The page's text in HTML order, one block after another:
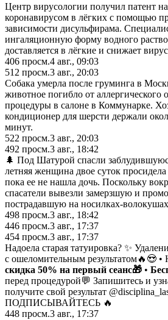
Центр вирусологии получил патент
коронавирусом в лёгких с помощью
зависимости дисульфирама.
ингаляционную форму водного
доставляется в лёгкие и снижает
406 просм.4 авг., 09:03
512 просм.3 авг., 20:03
Собака умерла после груминга в
животное погибло от аллергического
процедуры в салоне в Коммунарке.
кондиционер для шерсти держали
минут.
522 просм.3 авг., 20:03
492 просм.3 авг., 18:42
🌲 Под Шатурой спасли
летняя женщина двое суток
пока ее не нашла дочь. Поскольку
спасатели вывезли замерзшую и
пострадавшую на носилках-
498 просм.3 авг., 18:42
446 просм.3 авг., 17:37
454 просм.3 авг., 17:37
Надоела старая татуировка? ✨
с ошеломительным результатом🔥😍
скидка 50% на первый сеанс🎁 •
перед процедурой💬 Запишитесь и
получите свой результат
ПОДПИСЫВАЙТЕСЬ 🔥
448 просм.3 авг., 17:37